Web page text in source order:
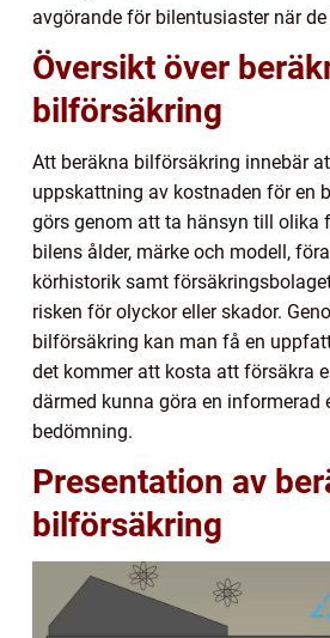
avgörande för bilentusiaster när
Översikt över
bilförsäkring
Att beräkna bilförsäkring innebär
uppskattning av kostnaden för en
görs genom att ta hänsyn till olika
bilens ålder, märke och modell,
körhistorik samt
risken för olyckor eller skador.
bilförsäkring kan man få en
det kommer att kosta att försäkra
därmed kunna göra en informerad
bedömning.
Presentation av
bilförsäkring